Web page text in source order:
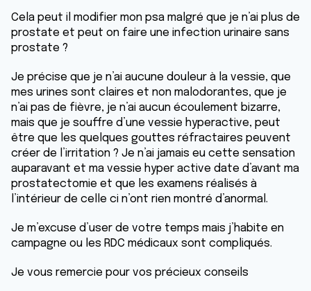
Cela peut il modifier mon psa malgré que je n’ai plus de
prostate et peut on faire une infection urinaire sans
prostate ?
Je précise que je n’ai aucune douleur à la vessie, que
mes urines sont claires et non malodorantes, que je
n’ai pas de fièvre, je n’ai aucun écoulement bizarre,
mais que je souffre d’une vessie hyperactive, peut
être que les quelques gouttes réfractaires peuvent
créer de l’irritation ? Je n’ai jamais eu cette sensation
auparavant et ma vessie hyper active date d’avant ma
prostatectomie et que les examens réalisés à
l’intérieur de celle ci n’ont rien montré d’anormal.
Je m’excuse d’user de votre temps mais j’habite en
campagne ou les RDC médicaux sont compliqués.
Je vous remercie pour vos précieux conseils